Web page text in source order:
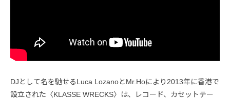
DJとして名を馳せるLuca LozanoとMr.Hoにより2013年に香港で
設立された〈KLASSE WRECKS〉は、レコード、カセットテー